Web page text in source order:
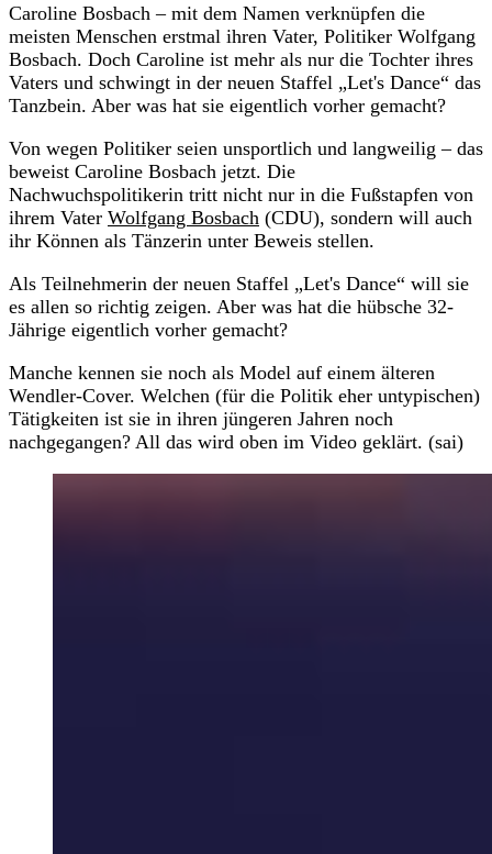
Caroline Bosbach – mit dem Namen verknüpfen die
meisten Menschen erstmal ihren Vater, Politiker Wolfgang
Bosbach. Doch Caroline ist mehr als nur die Tochter ihres
Vaters und schwingt in der neuen Staffel „Let's Dance“ das
Tanzbein. Aber was hat sie eigentlich vorher gemacht?
Von wegen Politiker seien unsportlich und langweilig – das
beweist Caroline Bosbach jetzt. Die
Nachwuchspolitikerin tritt nicht nur in die Fußstapfen von
ihrem Vater Wolfgang Bosbach (CDU), sondern will auch
ihr Können als Tänzerin unter Beweis stellen.
Als Teilnehmerin der neuen Staffel „Let's Dance“ will sie
es allen so richtig zeigen. Aber was hat die hübsche 32-
Jährige eigentlich vorher gemacht?
Manche kennen sie noch als Model auf einem älteren
Wendler-Cover. Welchen (für die Politik eher untypischen)
Tätigkeiten ist sie in ihren jüngeren Jahren noch
nachgegangen? All das wird oben im Video geklärt. (sai)